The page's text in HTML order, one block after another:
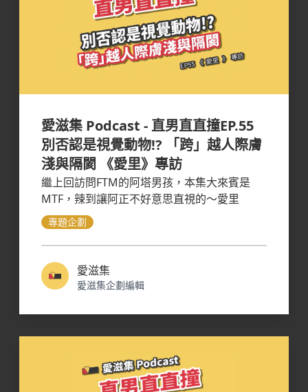
愛滋集 Podcast - 直男直直撞EP.55
別否認是視覺動物!? 「跨」越人際膚
淺與隔閡 《愛里》專訪
繼上回訪問FTM的阿塔男孩，本集大來賓是
MTF，辣到讓阿正不好意思直視的～愛里
專題企劃
愛滋集
愛滋集企劃編輯